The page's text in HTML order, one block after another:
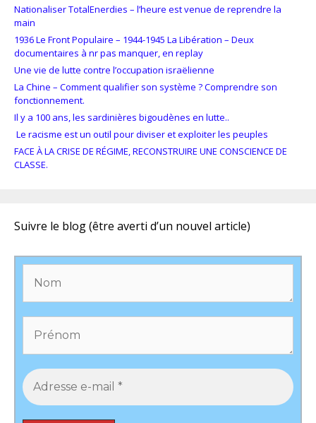
Nationaliser TotalEnerdies – l’heure est venue de reprendre la
main
1936 Le Front Populaire – 1944-1945 La Libération – Deux
documentaires à nr pas manquer, en replay
Une vie de lutte contre l’occupation israëlienne
La Chine – Comment qualifier son système ? Comprendre son
fonctionnement.
Il y a 100 ans, les sardinières bigoudènes en lutte..
Le racisme est un outil pour diviser et exploiter les peuples
FACE À LA CRISE DE RÉGIME, RECONSTRUIRE UNE CONSCIENCE DE
CLASSE.
Suivre le blog (être averti d’un nouvel article)